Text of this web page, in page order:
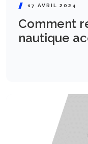
17 AVRIL 2024
Comment
nautique